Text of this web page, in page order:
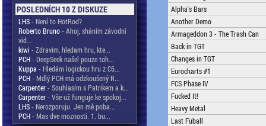
POSLEDNÍCH 10 Z DISKUZE
LHS- Není to HotRod?
Roberto Bruno- Ahoj, sháním závodní
vid...
kiwi - Zdravim, hledam hru, kte...
PCH- DeepSeek našel pouze toh...
Kuppa - Hledám logickou hru z C6...
PCH- Mdlý PCH má odzkoušený R...
Carpenter- Souhlasím s Patrikem a k...
Carpenter- Vše už funguje ke spokoj...
LHS- Nerozporuju. Jen mě poba...
PCH- Mas dve moznosti. 1. bu...
Alpha's Bars
Another Demo
Armageddon 3 - The Trash Can
Back in TGT
Changes in TGT
Eurocharts #1
FCS Phase IV
Fucked It!
Heavy Metal
Last Fuball